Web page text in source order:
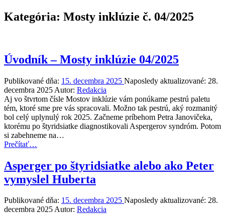
Kategória: Mosty inklúzie č. 04/2025
Úvodník – Mosty inklúzie 04/2025
Publikované dňa: 15. decembra 2025 Naposledy aktualizované: 28.
decembra 2025 Autor: Redakcia
Aj vo štvrtom čísle Mostov inklúzie vám ponúkame pestrú paletu
tém, ktoré sme pre vás spracovali. Možno tak pestrú, aký rozmanitý
bol celý uplynulý rok 2025. Začneme príbehom Petra Janovičeka,
ktorému po štyridsiatke diagnostikovali Aspergerov syndróm. Potom
si zabehneme na…
Prečítať“Úvodník
Mosty
inklúzie
04/2025”
…
Asperger po štyridsiatke alebo ako Peter
vymyslel Huberta
Publikované dňa: 15. decembra 2025 Naposledy aktualizované: 28.
decembra 2025Autor: Redakcia